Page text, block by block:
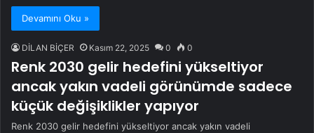
Devamını Oku »
DİLAN BİÇER Kasım 22, 2025 0 0
Renk 2030 gelir hedefini yükseltiyor
ancak yakın vadeli görünümde sadece
küçük değişiklikler yapıyor
Renk 2030 gelir hedefini yükseltiyor ancak yakın vadeli